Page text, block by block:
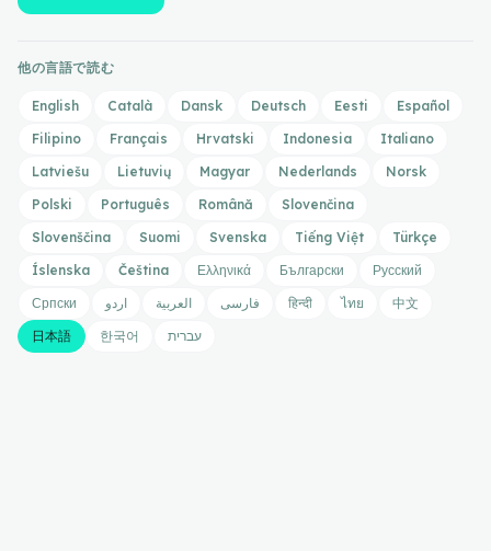
他の言語で読む
English Català Dansk Deutsch Eesti
Español
Filipino
Français Hrvatski Indonesia
Italiano
Latviešu
Lietuvių Magyar Nederlands
Norsk
Polski
Português Română
Slovenčina
Slovenščina
Suomi Svenska Tiếng Việt
Türkçe
Íslenska
Čeština Ελληνικά Български
Русский
Српски
اردو العربية فارسی हिन्दी ไทย
中文
日本語
한국어 עברית